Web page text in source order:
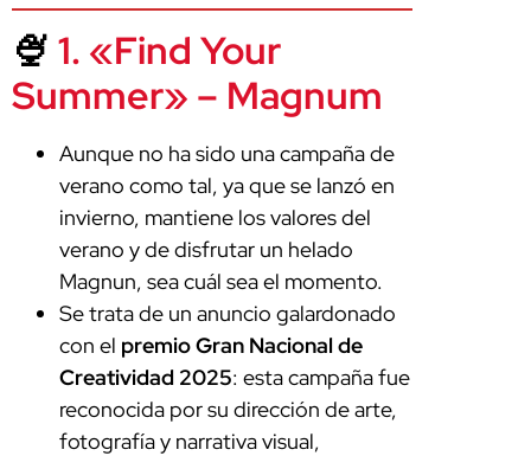
🍨 1. «Find Your
Summer» – Magnum
Aunque no ha sido una campaña de
verano como tal, ya que se lanzó en
invierno, mantiene los valores del
verano y de disfrutar un helado
Magnun, sea cuál sea el momento.
Se trata de un anuncio galardonado
con el premio Gran Nacional de
Creatividad 2025: esta campaña fue
reconocida por su dirección de arte,
fotografía y narrativa visual,